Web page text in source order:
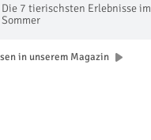
Die 7 tierischsten Erlebnisse im
Sommer
in unserem Magazin